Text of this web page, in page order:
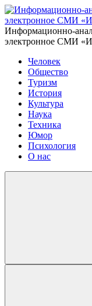
Информационно-
электронное СМИ
Человек
Общество
Туризм
История
Культура
Наука
Техника
Юмор
Психология
О нас